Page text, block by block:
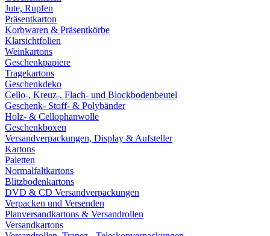
Jute, Rupfen
Präsentkarton
Korbwaren & Präsentkörbe
Klarsichtfolien
Weinkartons
Geschenkpapiere
Tragekartons
Geschenkdeko
Cello-, Kreuz-, Flach- und Blockbodenbeutel
Geschenk- Stoff- & Polybänder
Holz- & Cellophanwolle
Geschenkboxen
Versandverpackungen, Display & Aufsteller
Kartons
Paletten
Normalfaltkartons
Blitzbodenkartons
DVD & CD Versandverpackungen
Verpacken und Versenden
Planversandkartons & Versandrollen
Versandkartons